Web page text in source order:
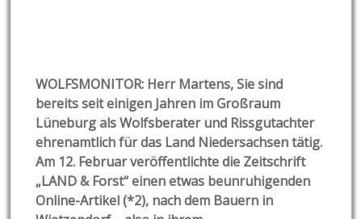
WOLFSMONITOR: Herr Martens, Sie sind
bereits seit einigen Jahren im Großraum
Lüneburg als Wolfsberater und Rissgutachter
ehrenamtlich für das Land Niedersachsen tätig.
Am 12. Februar veröffentlichte die Zeitschrift
„LAND & Forst“ einen etwas beunruhigenden
Online-Artikel (*2), nach dem Bauern in